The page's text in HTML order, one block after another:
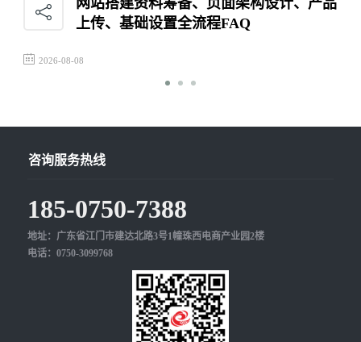
网站搭建资料筹备、页面架构设计、产品
上传、基础设置全流程FAQ
2026-08-08
咨询服务热线
185-0750-7388
地址：广东省江门市建达北路3号1幢珠西电商产业园2楼
电话：0750-3099768